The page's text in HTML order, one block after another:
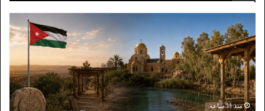
نيابية
وحكومية
لدعم
السياحة
والتحضير
لاحتفالية
المغطس
منذ 11 ساعة